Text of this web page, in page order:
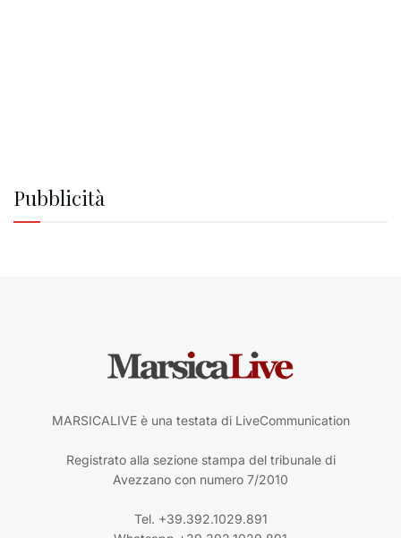
Pubblicità
MARSICALIVE è una testata di LiveCommunication
Registrato alla sezione stampa del tribunale di
Avezzano con numero 7/2010
Tel. +39.392.1029.891